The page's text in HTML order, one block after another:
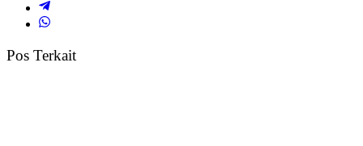
Pos Terkait